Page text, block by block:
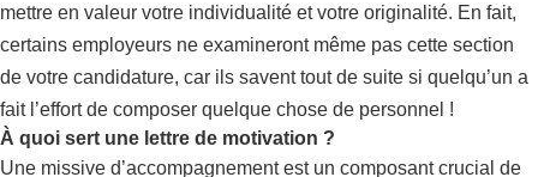
mettre en valeur votre individualité et votre originalité. En fait,
certains employeurs ne examineront même pas cette section
de votre candidature, car ils savent tout de suite si quelqu’un a
fait l’effort de composer quelque chose de personnel !
À quoi sert une lettre de motivation ?
Une missive d’accompagnement est un composant crucial de